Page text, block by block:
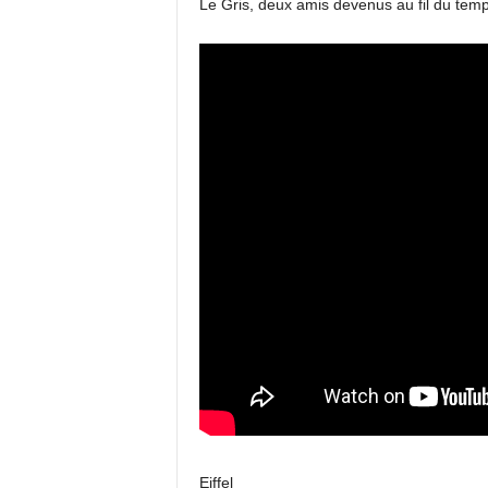
Le Gris, deux amis devenus au fil du
Eiffel